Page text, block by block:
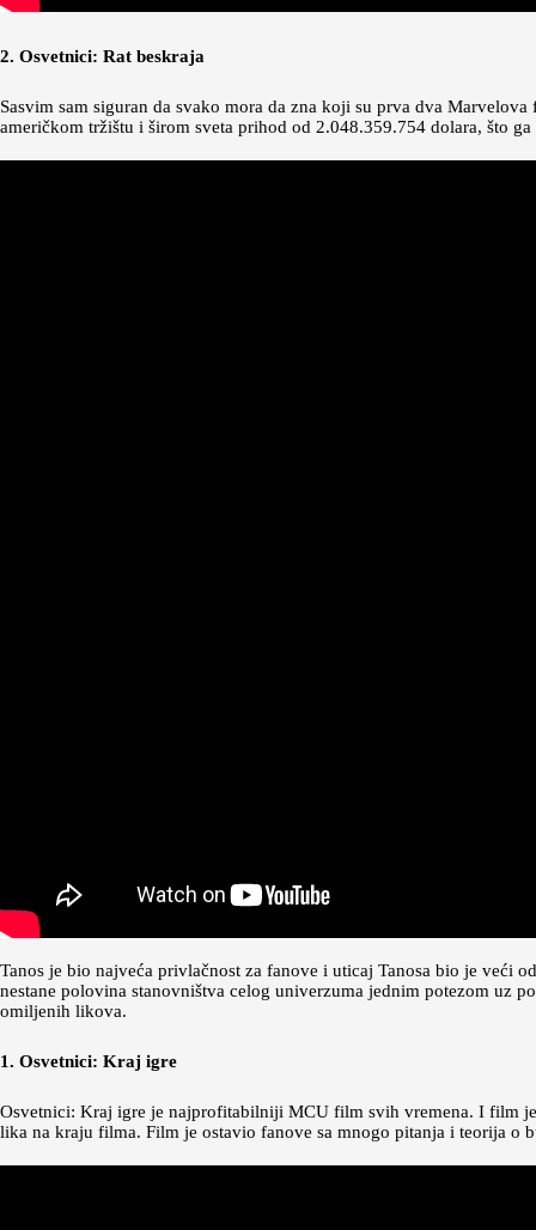
2. Osvetnici: Rat beskraja
Sasvim sam siguran da svako mora da zna koji su prva dva
američkom tržištu i širom sveta prihod od 2.048.359.754 dolara, što
Tanos je bio najveća privlačnost za fanove i uticaj Tanosa bio je veći
nestane polovina stanovništva celog univerzuma jednim potezom uz
omiljenih likova.
1. Osvetnici: Kraj igre
Osvetnici: Kraj igre je najprofitabilniji MCU film svih vremena. I film
lika na kraju filma. Film je ostavio fanove sa mnogo pitanja i teorija o